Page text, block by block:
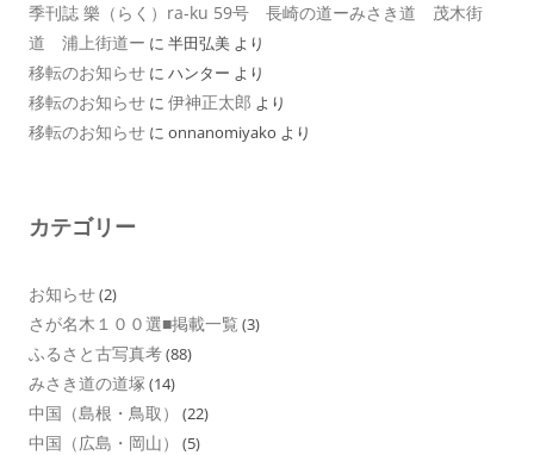
季刊誌 樂（らく）ra-ku 59号 長崎の道ーみさき道 茂木街
道 浦上街道ー に 半田弘美 より
移転のお知らせ に ハンター より
移転のお知らせ に 伊神正太郎 より
移転のお知らせ に onnanomiyako より
カテゴリー
お知らせ(2)
さが名木１００選■掲載一覧 (3)
ふるさと古写真考(88)
みさき道の道塚 (14)
中国（島根・鳥取） (22)
中国（広島・岡山） (5)